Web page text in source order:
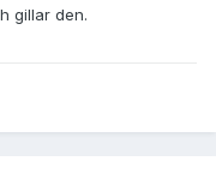
gillar den.